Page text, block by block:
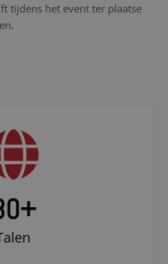
tijdens het event ter plaatse